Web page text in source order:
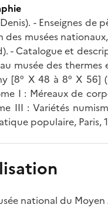
- Enseignes de
des musées
- Catalogue et
musée des
[8° X 48 à 8° X 56]
I : Méreaux de
III : Variétés
populaire, Paris,
national du